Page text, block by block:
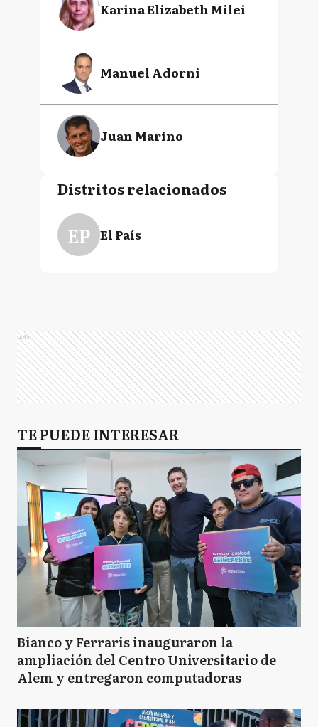
Karina Elizabeth Milei
Manuel Adorni
Juan Marino
Distritos relacionados
EP El País
Ads
TE PUEDE INTERESAR
Bianco y Ferraris inauguraron la
ampliación del Centro Universitario de
Alem y entregaron computadoras